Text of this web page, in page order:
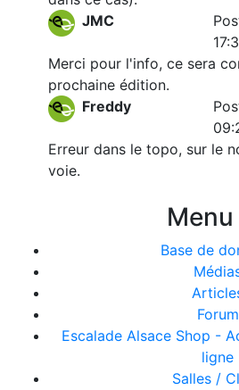
JMC
Merci pour l'info, ce sera
prochaine édition.
Freddy
Erreur dans le topo, sur le
voie.
Menu
Base de
Forum
Escalade Alsace Shop -
ligne
Salles /